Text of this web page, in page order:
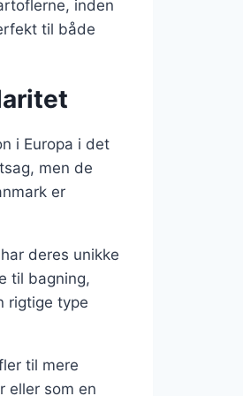
inden
til både
i Europa i det
men de
er
deres unikke
til bagning,
rigtige type
til mere
eller som en